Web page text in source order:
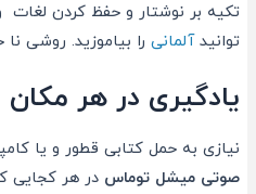
تکیه بر نوشتار و حفظ کردن لغات
توانیدآلمانیرا بیاموزید. روشی
یادگیری در هر مکان
نیازی به حمل کتابی قطور و یا
صوتی میشل توماسدر هر کجایی